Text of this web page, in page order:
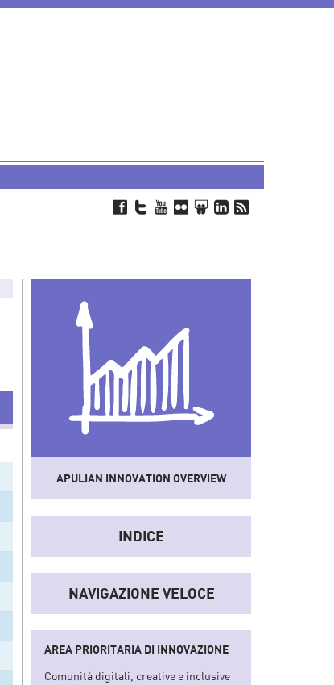
APULIAN INNOVATION OVERVIEW
Unostrumentoche sistematizza dati e
informazioni del sistema socio-
economico e dell'innovazione regionale
INDICE
NAVIGAZIONE VELOCE
AREA PRIORITARIA DI INNOVAZIONE
Comunità digitali, creative e inclusive